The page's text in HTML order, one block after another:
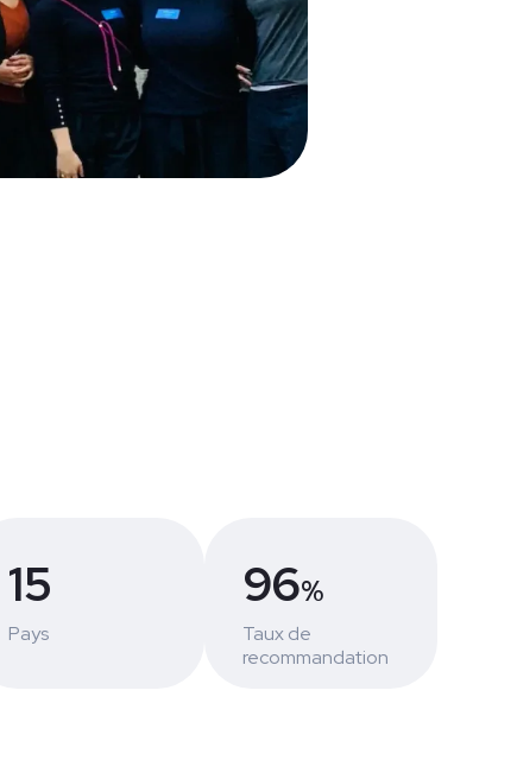
15
Pays
96%
Taux de
recommandation